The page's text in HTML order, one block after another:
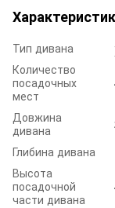
Тип дивана
Количество
посадочных
мест
Довжина
дивана
Глибина дивана
Высота
посадочной
части дивана